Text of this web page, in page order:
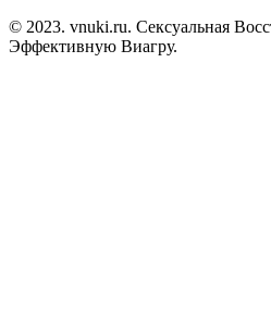
© 2023. vnuki.ru. Сексуальная
Эффективную Виагру.